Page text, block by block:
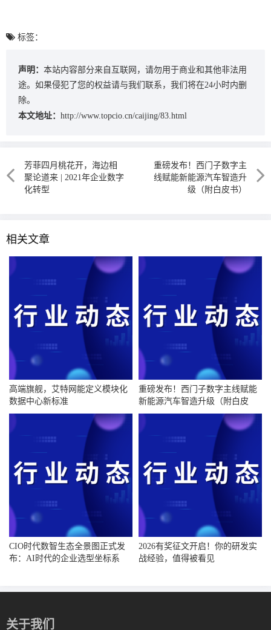
标签：
声明： 本站内容部分来自互联网，请勿用于商业和其他非法用
途。如果侵犯了您的权益请与我们联系，我们将在24小时内删
除。
本文地址： http://www.topcio.cn/caijing/83.html
芳菲四月桃花开，海边相
聚论道来 | 2021年企业数字
化转型
重磅发布！西门子数字主
线赋能新能源汽车智造升
级（附白皮书）
相关文章
高端旗舰，艾特网能定义模块化
数据中心新标准
重磅发布！西门子数字主线赋能
新能源汽车智造升级（附白皮
书）
CIO时代数智生态全景图正式发
布：AI时代的企业选型坐标系
2026有奖征文开启！你的研发实
战经验，值得被看见
关于我们